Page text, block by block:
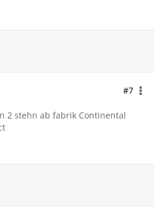
#7
2 stehn ab fabrik Continental